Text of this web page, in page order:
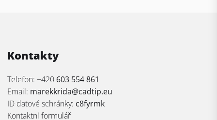
Kontakty
Telefon: +420 603 554 861
Email: marekkrida@cadtip.eu
ID datové schránky: c8fyrmk
Kontaktní formulář